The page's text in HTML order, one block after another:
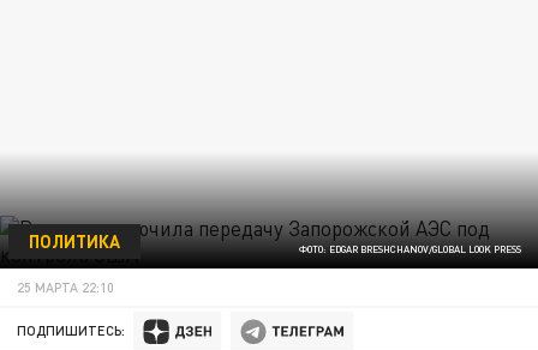
ФОТО: EDGAR BRESHCHANOV/GLOBAL LOOK PRESS
ПОЛИТИКА
25 МАРТА 22:10
ПОДПИШИТЕСЬ: